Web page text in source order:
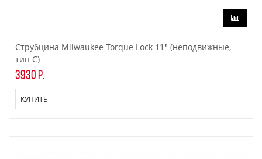
Струбцина Milwaukee Torque Lock 11" (неподвижные,
тип C)
3930 р.
КУПИТЬ